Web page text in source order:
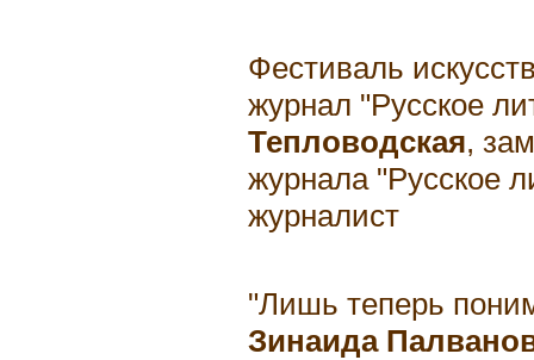
Фестиваль
журнал "Русское
Тепловодская,
журнала "Русское
журналист
"Лишь теперь
Зинаида